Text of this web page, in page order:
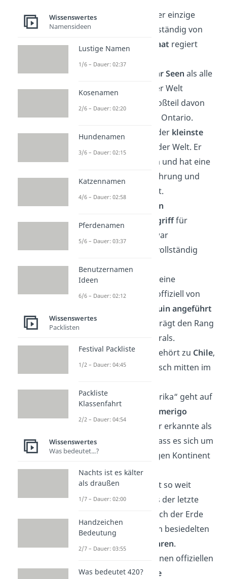
🗺️ Australien ist der einzige
Kontinent, der vollständig von
einem
einzigen Staat regiert
mehr Seen als alle
anderen Länder der Welt
zusammen. Ein Großteil davon
liegt in der Provinz Ontario.
🏝️ Der Vatikan ist der kleinste
der Welt. Er
liegt mitten in Rom und hat eine
eigene Hymne, Währung und
Staatsbürgerschaft.
keinen
einheimischen Begrifffür
“. Die Insel war
ursprünglich fast vollständig
baumlos.
🐧 Argentinien hat eine
Militäreinheit, die offiziell von
Königspinguin angeführt
wird. Der Pinguin trägt den Rang
eines Brigadegenerals.
🗿 Die Osterinsel gehört zu Chile,
liegt aber geografisch mitten im
🌍 Der Name „Amerika“ geht auf
Amerigo
zurück. Er erkannte als
einer der ersten, dass es sich um
einen eigenständigen Kontinent
handelt.
🌊 Neuseeland liegt so weit
abgelegen, dass es der letzte
größere Landbereich der Erde
war, den Menschen besiedelten
700 Jahren.
🦅 Mexiko trägt seinen offiziellen
Namen „Vereinigte
Wissenswertes
Namensideen
Lustige Namen
1/6 – Dauer: 02:37
Kosenamen
2/6 – Dauer: 02:20
Hundenamen
3/6 – Dauer: 02:15
Katzennamen
4/6 – Dauer: 02:58
Pferdenamen
5/6 – Dauer: 03:37
Benutzernamen
Ideen
6/6 – Dauer: 02:12
Wissenswertes
Packlisten
Festival Packliste
1/2 – Dauer: 04:45
Packliste
Klassenfahrt
2/2 – Dauer: 04:54
Wissenswertes
Was bedeutet...?
Nachts ist es kälter
als draußen
1/7 – Dauer: 02:00
Handzeichen
Bedeutung
2/7 – Dauer: 03:55
Was bedeutet 420?